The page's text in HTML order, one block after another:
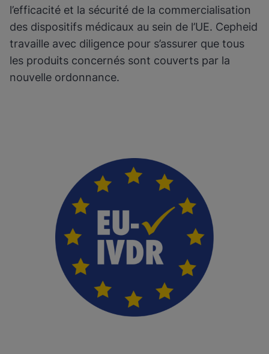
l’efficacité et la sécurité de la commercialisation
des dispositifs médicaux au sein de l’UE. Cepheid
travaille avec diligence pour s’assurer que tous
les produits concernés sont couverts par la
nouvelle ordonnance.